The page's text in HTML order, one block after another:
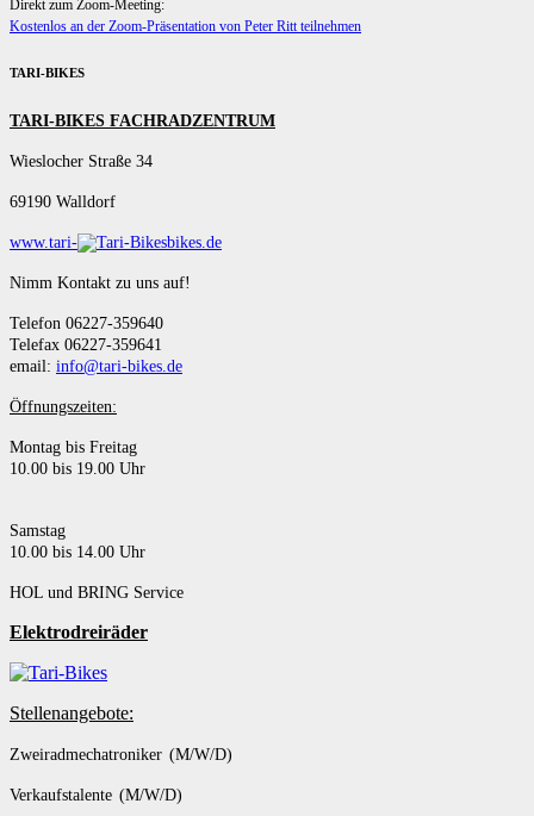
Direkt zum Zoom-Meeting:
Kostenlos an der Zoom-Präsentation von Peter Ritt teilnehmen
TARI-BIKES
TARI-BIKES FACHRADZENTRUM
Wieslocher Straße 34
69190 Walldorf
www.tari- bikes.de
Nimm Kontakt zu uns auf!
Telefon 06227-359640
Telefax 06227-359641
email: info@tari-bikes.de
Öffnungszeiten:
Montag bis Freitag
10.00 bis 19.00 Uhr
Samstag
10.00 bis 14.00 Uhr
HOL und BRING Service
Elektrodreiräder
Stellenangebote:
Zweiradmechatroniker (M/W/D)
Verkaufstalente (M/W/D)